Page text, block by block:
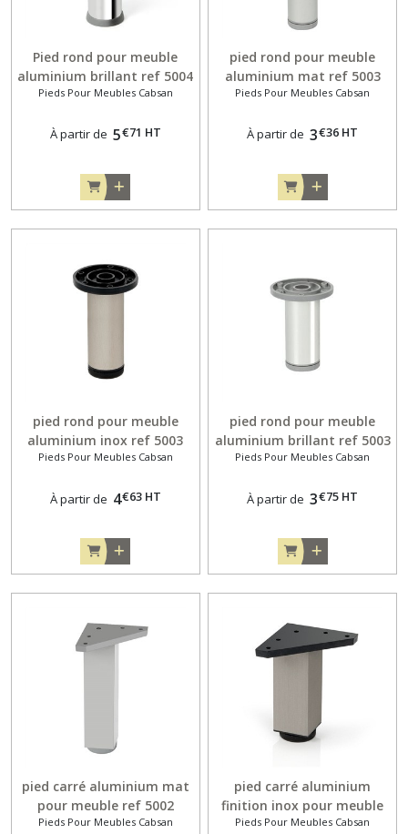
Pied rond pour meuble
aluminium brillant ref 5004
réglage supérieur
Pieds Pour Meubles Cabsan
À partir de 5€71 HT
pied rond pour meuble
aluminium mat ref 5003
Pieds Pour Meubles Cabsan
À partir de 3€36 HT
pied rond pour meuble
aluminium inox ref 5003
Pieds Pour Meubles Cabsan
À partir de 4€63 HT
pied rond pour meuble
aluminium brillant ref 5003
Pieds Pour Meubles Cabsan
À partir de 3€75 HT
pied carré aluminium mat
pour meuble ref 5002
Pieds Pour Meubles Cabsan
pied carré aluminium
finition inox pour meuble
ref 5002
Pieds Pour Meubles Cabsan